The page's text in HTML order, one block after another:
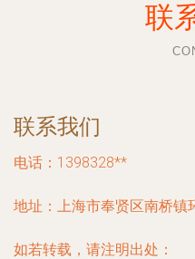
联
联系我们
电话：1398328**
地址：上海市奉贤区南桥镇
如若转载，请注明出处：